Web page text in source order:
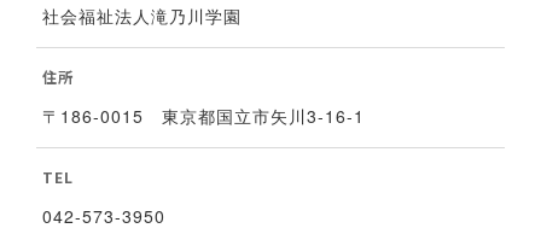
社会福祉法人滝乃川学園
住所
〒186-0015 東京都国立市矢川3-16-1
TEL
042-573-3950